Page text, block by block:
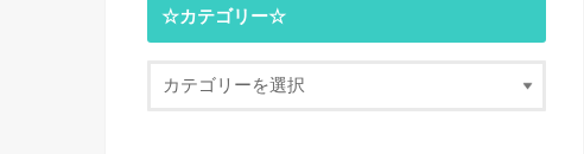
☆カテゴリー☆